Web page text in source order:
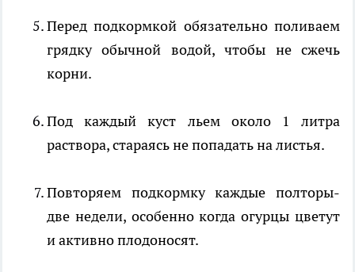
Перед подкормкой обязательно поливаем
грядку обычной водой, чтобы не сжечь
корни.
Под каждый куст льем около 1 литра
раствора, стараясь не попадать на листья.
Повторяем подкормку каждые полторы-
две недели, особенно когда огурцы цветут
и активно плодоносят.